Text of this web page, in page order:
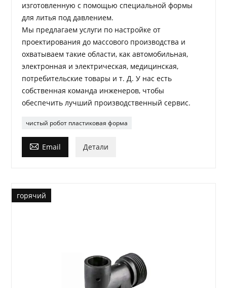
изготовленную с помощью специальной формы
для литья под давлением.
Мы предлагаем услуги по настройке от
проектирования до массового производства и
охватываем такие области, как автомобильная,
электронная и электрическая, медицинская,
потребительские товары и т. Д. У нас есть
собственная команда инженеров, чтобы
обеспечить лучший производственный сервис.
чистый робот пластиковая форма
 Email Детали
горячий